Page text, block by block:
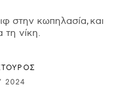
στην κωπηλασία, και
τη νίκη.
2024